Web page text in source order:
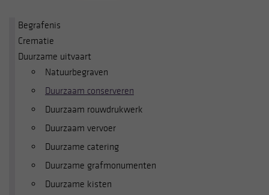
Begrafenis
Crematie
Duurzame uitvaart
Natuurbegraven
Duurzaam conserveren
Duurzaam rouwdrukwerk
Duurzaam vervoer
Duurzame catering
Duurzame grafmonumenten
Duurzame kisten